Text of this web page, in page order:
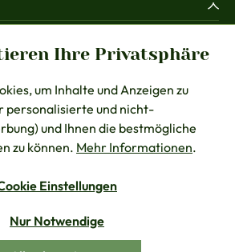
Ihre Privatsphäre
um Inhalte und Anzeigen zu
personalisierte und nicht-
und Ihnen die bestmögliche
zu können. Mehr Informationen.
Einstellungen
Nur Notwendige